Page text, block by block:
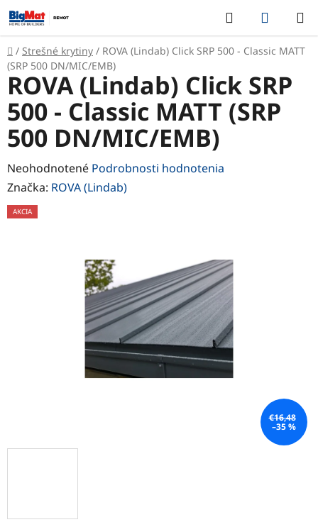
Prejsť
na
obsah
Hľadať
KOŠÍK
Domov
/ Strešné krytiny / ROVA (Lindab) Click SRP 500 - Classic MATT
(SRP 500 DN/MIC/EMB)
ROVA (Lindab) Click SRP
500 - Classic MATT (SRP
500 DN/MIC/EMB)
Priemerné
hodnotenie
produktu
Neohodnotené Podrobnosti hodnotenia
Značka: ROVA (Lindab)
AKCIA
€16,48
–35 %